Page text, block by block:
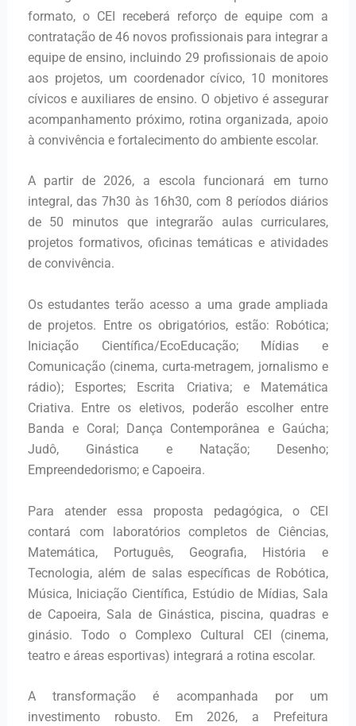
formato, o CEI receberá reforço de equipe com a
contratação de 46 novos profissionais para integrar a
equipe de ensino, incluindo 29 profissionais de apoio
aos projetos, um coordenador cívico, 10 monitores
cívicos e auxiliares de ensino. O objetivo é assegurar
acompanhamento próximo, rotina organizada, apoio
à convivência e fortalecimento do ambiente escolar.
A partir de 2026, a escola funcionará em turno
integral, das 7h30 às 16h30, com 8 períodos diários
de 50 minutos que integrarão aulas curriculares,
projetos formativos, oficinas temáticas e atividades
de convivência.
Os estudantes terão acesso a uma grade ampliada
de projetos. Entre os obrigatórios, estão: Robótica;
Iniciação Científica/EcoEducação; Mídias e
Comunicação (cinema, curta-metragem, jornalismo e
rádio); Esportes; Escrita Criativa; e Matemática
Criativa. Entre os eletivos, poderão escolher entre
Banda e Coral; Dança Contemporânea e Gaúcha;
Judô, Ginástica e Natação; Desenho;
Empreendedorismo; e Capoeira.
Para atender essa proposta pedagógica, o CEI
contará com laboratórios completos de Ciências,
Matemática, Português, Geografia, História e
Tecnologia, além de salas específicas de Robótica,
Música, Iniciação Científica, Estúdio de Mídias, Sala
de Capoeira, Sala de Ginástica, piscina, quadras e
ginásio. Todo o Complexo Cultural CEI (cinema,
teatro e áreas esportivas) integrará a rotina escolar.
A transformação é acompanhada por um
investimento robusto. Em 2026, a Prefeitura